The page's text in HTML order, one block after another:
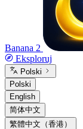
Banana 2
Eksploruj
Polski
Polski
English
简体中文
繁體中文（香港）